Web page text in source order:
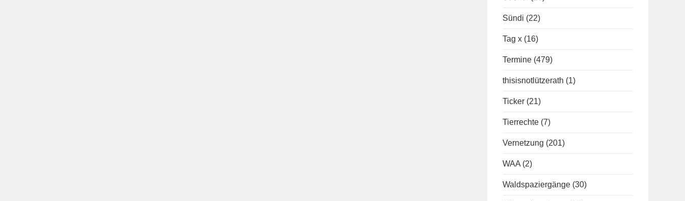
Sündi (22)
Tag x (16)
Termine (479)
thisisnotlützerath (1)
Ticker (21)
Tierrechte (7)
Vernetzung (201)
WAA (2)
Waldspaziergänge (30)